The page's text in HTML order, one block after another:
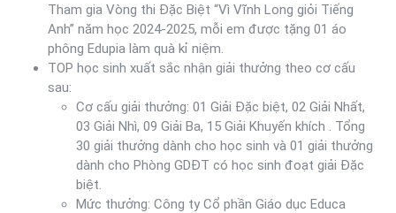
Tham gia Vòng thi Đặc Biệt “Vì Vĩnh Long giỏi Tiếng
Anh” năm học 2024-2025, mỗi em được tặng 01 áo
phông Edupia làm quà kỉ niệm.
TOP học sinh xuất sắc nhận giải thưởng theo cơ cấu
sau:
Cơ cấu giải thưởng: 01 Giải Đặc biệt, 02 Giải Nhất,
03 Giải Nhì, 09 Giải Ba, 15 Giải Khuyến khích . Tổng
30 giải thưởng dành cho học sinh và 01 giải thưởng
dành cho Phòng GDĐT có học sinh đoạt giải Đặc
biệt.
Mức thưởng: Công ty Cổ phần Giáo dục Educa